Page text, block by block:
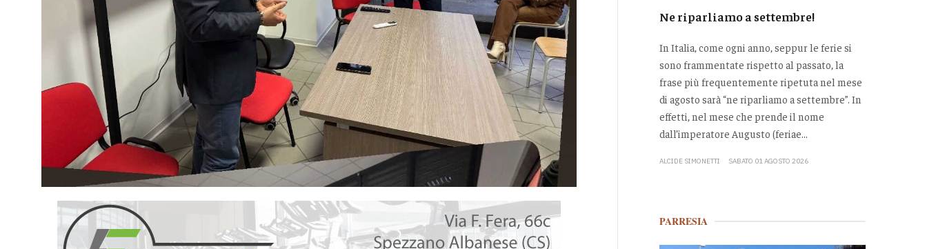
Ne riparliamo a settembre!
In Italia, come ogni anno, seppur le ferie si
sono frammentate rispetto al passato, la
frase più frequentemente ripetuta nel mese
di agosto sarà “ne riparliamo a settembre”. In
effetti, nel mese che prende il nome
dall’imperatore Augusto (feriae...
ALCIDE SIMONETTI SABATO 01 AGOSTO 2026
PARRESIA